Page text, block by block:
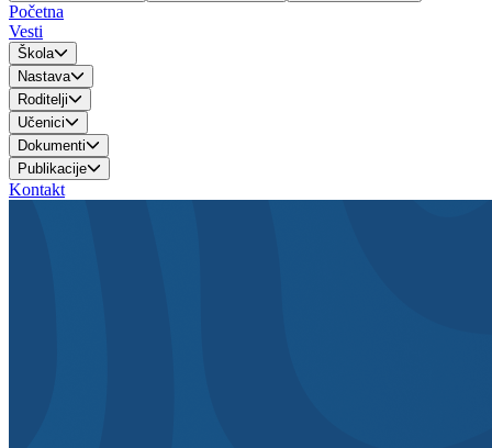
Početna
Vesti
Škola
Nastava
Roditelji
Učenici
Dokumenti
Publikacije
Kontakt